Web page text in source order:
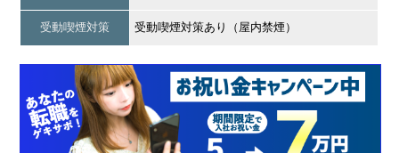
受動喫煙対策 受動喫煙対策あり（屋内禁煙）